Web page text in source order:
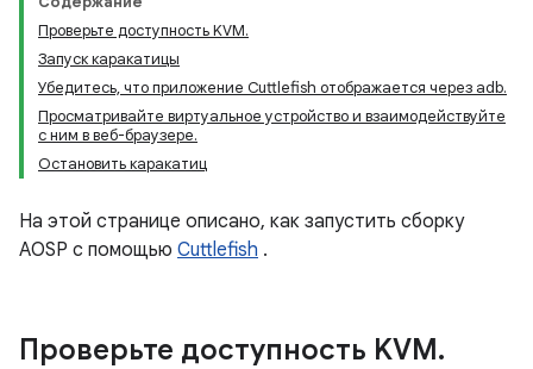
Проверьте доступность KVM.
Запуск каракатицы
Убедитесь, что приложение Cuttlefish отображается через adb.
Просматривайте виртуальное устройство и взаимодействуйте
с ним в веб-браузере.
Остановить каракатиц
На этой странице описано, как запустить сборку
AOSP с помощью Cuttlefish .
Проверьте доступность KVM.